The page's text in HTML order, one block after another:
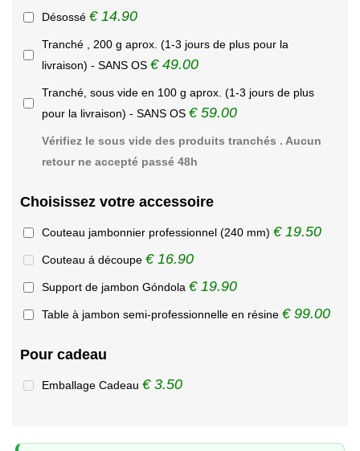
Désossé € 14.90
Tranché , 200 g aprox. (1-3 jours de plus pour la
livraison) - SANS OS € 49.00
Tranché, sous vide en 100 g aprox. (1-3 jours de plus
pour la livraison) - SANS OS € 59.00
Vérifiez le sous vide des produits tranchés . Aucun
retour ne accepté passé 48h
Choisissez votre accessoire
Couteau jambonnier professionnel (240 mm) € 19.50
Couteau á découpe € 16.90
Support de jambon Góndola € 19.90
Table à jambon semi-professionnelle en résine € 99.00
Pour cadeau
Emballage Cadeau € 3.50